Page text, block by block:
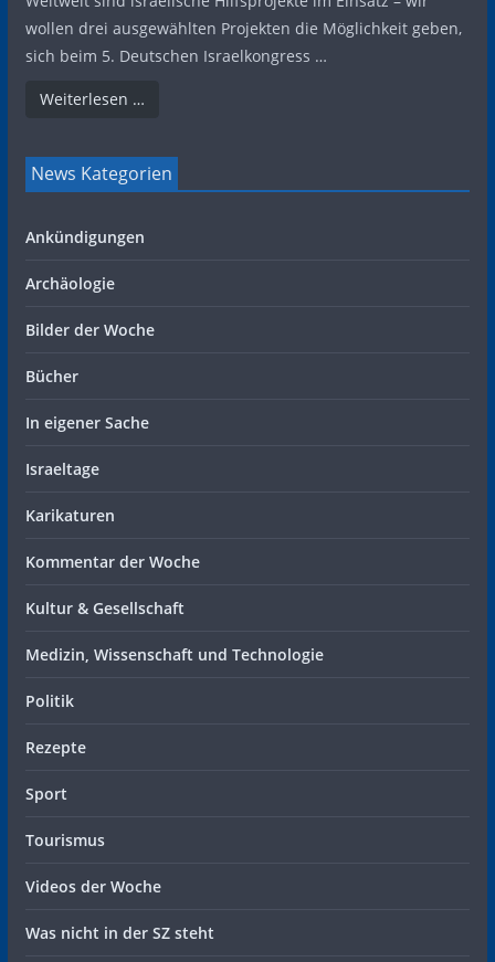
wollen drei ausgewählten Projekten die Möglichkeit geben,
sich beim 5. Deutschen Israelkongress …
Weiterlesen …
News Kategorien
Ankündigungen
Archäologie
Bilder der Woche
Bücher
In eigener Sache
Israeltage
Karikaturen
Kommentar der Woche
Kultur & Gesellschaft
Medizin, Wissenschaft und Technologie
Politik
Rezepte
Sport
Tourismus
Videos der Woche
Was nicht in der SZ steht